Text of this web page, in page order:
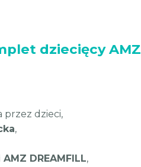
dziecięcy AMZ
przez dzieci,
,
DREAMFILL,